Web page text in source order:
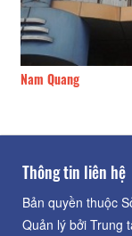
Nam Quang
Thông tin liên hệ
Bản quyền thuộc
Quản lý bởi Trung